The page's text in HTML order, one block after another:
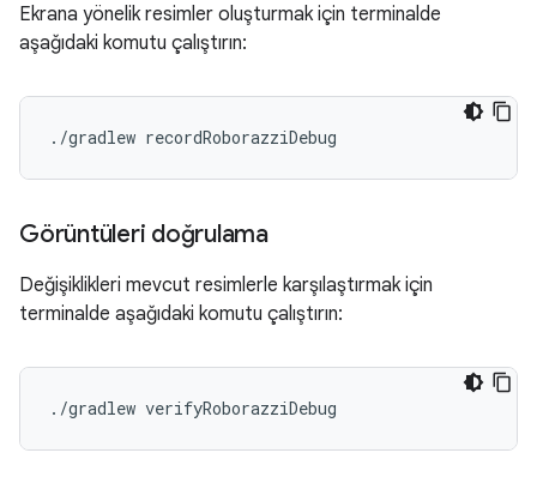
Ekrana yönelik resimler oluşturmak için terminalde
aşağıdaki komutu çalıştırın:
./gradlew
Görüntüleri doğrulama
Değişiklikleri mevcut resimlerle karşılaştırmak için
terminalde aşağıdaki komutu çalıştırın:
./gradlew